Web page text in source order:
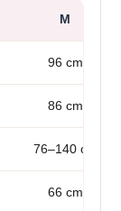
M
96 cm
86 cm
76–140 cm
66 cm